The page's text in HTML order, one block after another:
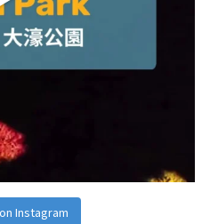
Instagram